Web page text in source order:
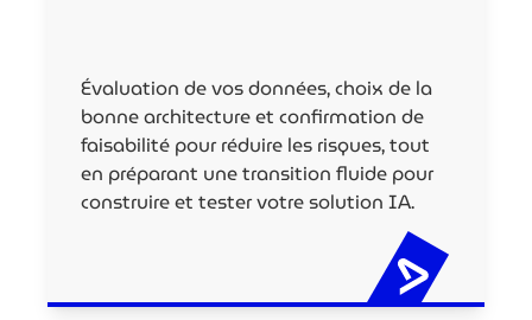
Évaluation de vos données, choix de la
bonne architecture et confirmation de
faisabilité pour réduire les risques, tout
en préparant une transition fluide pour
construire et tester votre solution IA.